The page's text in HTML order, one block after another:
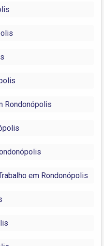
Rondonópolis
em Rondonópolis